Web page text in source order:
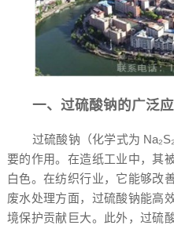
一、过硫酸钠的广泛
过硫酸钠（化学式为
要的作用。在造纸工业中，其
白色。在纺织行业，它能够改
废水处理方面，过硫酸钠能高
境保护贡献巨大。此外，过硫